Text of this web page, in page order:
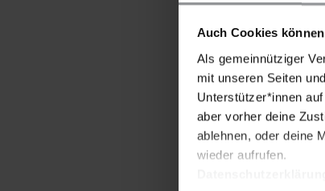
Auch Cookies
Als gemeinnütziger
mit unseren Seiten
Unterstützer*innen
aber vorher deine
ablehnen, oder deine
wieder aufrufen.